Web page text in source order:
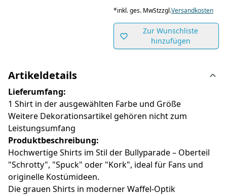
*inkl. ges. MwStzzgl.Versandkosten
Zur Wunschliste
hinzufügen
Artikeldetails
Lieferumfang:
1 Shirt in der ausgewählten Farbe und Größe
Weitere Dekorationsartikel gehören nicht zum
Leistungsumfang
Produktbeschreibung:
Hochwertige Shirts im Stil der Bullyparade – Oberteil
"Schrotty", "Spuck" oder "Kork", ideal für Fans und
originelle Kostümideen.
Die grauen Shirts in moderner Waffel-Optik